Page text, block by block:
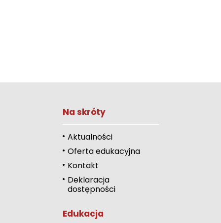
Na skróty
Aktualności
Oferta edukacyjna
Kontakt
Deklaracja
dostępności
Edukacja